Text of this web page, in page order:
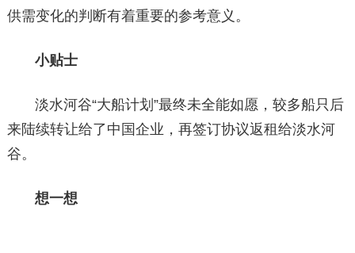
供需变化的判断有着重要的参考意义。
小贴士
淡水河谷“大船计划”最终未全能如愿，较多船只后
来陆续转让给了中国企业，再签订协议返租给淡水河
谷。
想一想